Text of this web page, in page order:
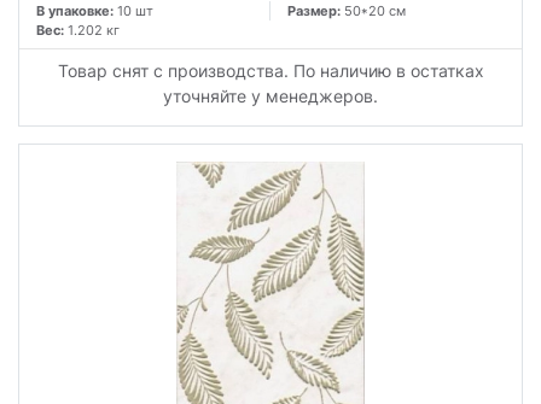
В упаковке: 10 шт Размер: 50*20 см
Вес: 1.202 кг
Товар снят с производства. По наличию в остатках
уточняйте у менеджеров.